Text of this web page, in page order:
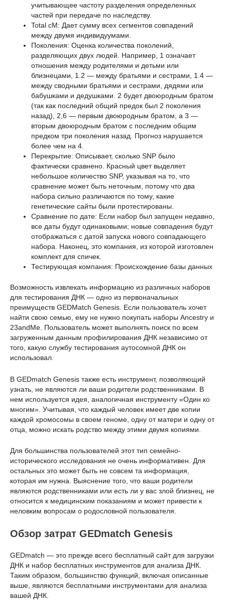
учитывающее частоту разделения определенных
частей при передаче по наследству.
Total cM: Дает сумму всех сегментов совпадений
между двумя индивидуумами.
Поколения: Оценка количества поколений,
разделяющих двух людей. Например, 1 означает
отношения между родителями и детьми или
близнецами, 1.2 — между братьями и сестрами, 1.4 —
между сводными братьями и сестрами, дядями или
бабушками и дедушками. 2 будет двоюродным братом
(так как последний общий предок был 2 поколения
назад), 2,6 — первым двоюродным братом, а 3 —
вторым двоюродным братом с последним общим
предком три поколения назад. Прогноз нарушается
более чем на 4.
Перекрытие: Описывает, сколько SNP было
фактически сравнено. Красный цвет выделяет
небольшое количество SNP, указывая на то, что
сравнение может быть неточным, потому что два
набора сильно различаются по тому, какие
генетические сайты были протестированы.
Сравнение по дате: Если набор был запущен недавно,
все даты будут одинаковыми; новые совпадения будут
отображаться с датой запуска нового совпадающего
набора. Наконец, это компания, из которой изготовлен
комплект для спичек.
Тестирующая компания: Происхождение базы данных
Возможность извлекать информацию из различных наборов
для тестирования ДНК — одно из первоначальных
преимуществ GEDMatch Genesis. Если пользователь хочет
найти свою семью, ему не нужно покупать наборы Ancestry и
23andMe. Пользователь может выполнять поиск по всем
загруженным данным профилирования ДНК независимо от
того, какую службу тестирования аутосомной ДНК он
использовал.
В GEDmatch Genesis также есть инструмент, позволяющий
узнать, не являются ли ваши родители родственниками. В
нем используется идея, аналогичная инструменту «Один ко
многим». Учитывая, что каждый человек имеет две копии
каждой хромосомы в своем геноме, одну от матери и одну от
отца, можно искать родство между этими двумя копиями.
Для большинства пользователей этот тип семейно-
исторического исследования не очень информативен. Для
остальных это может быть не совсем та информация,
которая им нужна. Выяснение того, что ваши родители
являются родственниками или есть ли у вас злой близнец, не
относится к медицинским показаниям и может привести к
неловким вопросам о родословной пользователя.
Обзор затрат GEDmatch Genesis
GEDmatch — это прежде всего бесплатный сайт для загрузки
ДНК и набор бесплатных инструментов для анализа ДНК.
Таким образом, большинство функций, включая описанные
выше, являются бесплатными инструментами для анализа
вашей ДНК.